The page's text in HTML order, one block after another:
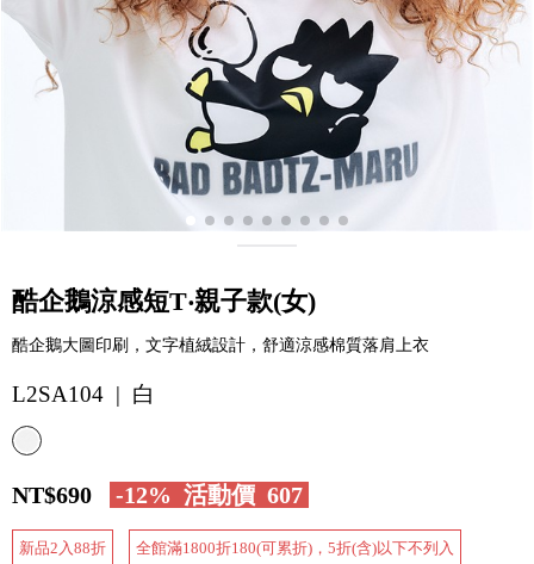
酷企鵝涼感短T‧親子款(女)
酷企鵝大圖印刷，文字植絨設計，舒適涼感棉質落肩上衣
L2SA104 | 白
NT$690 -12% 活動價 607
新品2入88折 全館滿1800折180(可累折)，5折(含)以下不列入